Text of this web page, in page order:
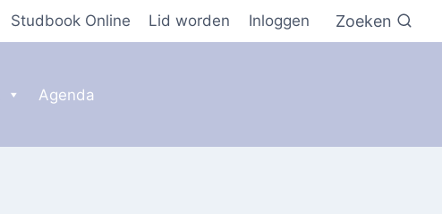
Studbook Online Lid worden Inloggen Zoeken
Agenda